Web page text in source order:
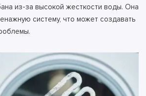
из-за высокой жесткости воды. Она
систему, что может создавать